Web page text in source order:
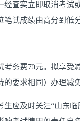
经查实立即取消考试
笔试成绩由高分到低
考务费70元。拟享受
的要求相同）办理减
生应及时关注“山东